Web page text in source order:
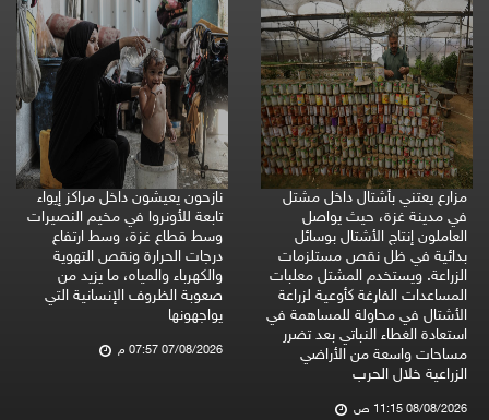
مزارع يعتني بأشتال داخل مشتل
في مدينة غزة، حيث يواصل
العاملون إنتاج الأشتال بوسائل
بدائية في ظل نقص مستلزمات
الزراعة. ويستخدم المشتل معلبات
المساعدات الفارغة كأوعية لزراعة
الأشتال في محاولة للمساهمة في
استعادة الغطاء النباتي بعد تضرر
مساحات واسعة من الأراضي
الزراعية خلال الحرب
08/08/2026 11:15 ص
نازحون يعيشون داخل مراكز إيواء
تابعة للأونروا في مخيم النصيرات
وسط قطاع غزة، وسط ارتفاع
درجات الحرارة ونقص التهوية
والكهرباء والمياه، ما يزيد من
صعوبة الظروف الإنسانية التي
يواجهونها
07/08/2026 07:57 م